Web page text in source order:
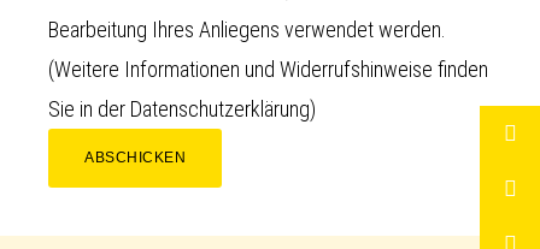
Bearbeitung Ihres Anliegens verwendet werden.
(Weitere Informationen und Widerrufshinweise finden
Sie in der Datenschutzerklärung)
ABSCHICKEN